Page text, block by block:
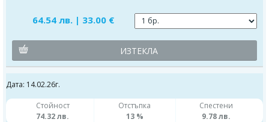
64.54 лв. | 33.00 €
ИЗТЕКЛА
Дата: 14.02.26г.
Стойност
74.32 лв.
Отстъпка
13 %
Спестени
9.78 лв.